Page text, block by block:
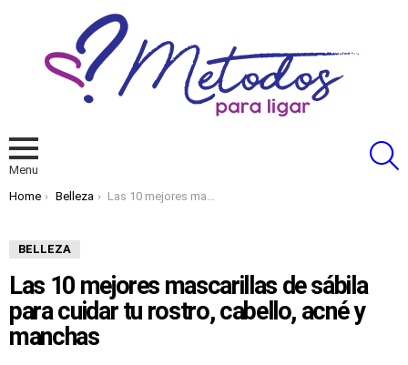
Menu
You are here:
Home Belleza Las 10 mejores mascarillas de sábila para cuidar tu rostro, cabello, acné y manchas
BELLEZA
Las 10 mejores mascarillas de sábila
para cuidar tu rostro, cabello, acné y
manchas